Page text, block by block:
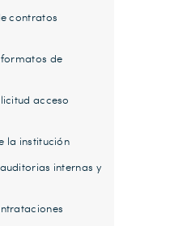
contratos
de
acceso
la institución
internas y